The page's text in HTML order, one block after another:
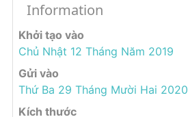
Information
Khởi tạo vào
Chủ Nhật 12 Tháng Năm 2019
Gửi vào
Thứ Ba 29 Tháng Mười Hai 2020
Kích thước